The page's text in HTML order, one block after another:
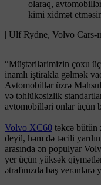
olaraq,
kimi xidmət
| Ulf Rydne, Volvo Cars-
“Müştərilərimizin çoxu
inamlı iştirakla gəlmək
Avtomobillər üzrə
və təhlükəsizlik
avtomobilləri onlar üçün
Volvo XC60 təkcə bütün
deyil, həm də təcili
arasında ən populyar
yer üçün yüksək
ətrafınızda baş verənlərə